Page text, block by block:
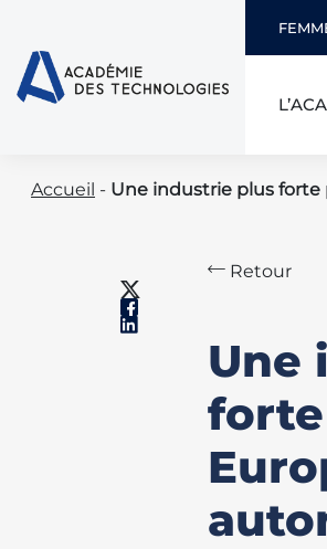
Accueil - Une industrie plus
Retour
Une